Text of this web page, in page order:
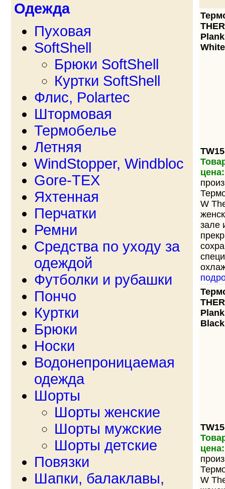
Одежда
Пуховая
SoftShell
Брюки SoftShell
Куртки SoftShell
Флис, Polartec
Штормовая
Термобелье
Летняя
WindStopper, Windbloc
Gore-TEX
Яхтенная
Перчатки
Ремни
Средства по уходу за
одеждой
Футболки и рубашки
Пончо
Куртки
Брюки
Носки
Водонепроницаемая
одежда
Шорты
Шорты женские
Шорты мужские
Шорты детские
Повязки
Шапки, балаклавы,
W
зале
W